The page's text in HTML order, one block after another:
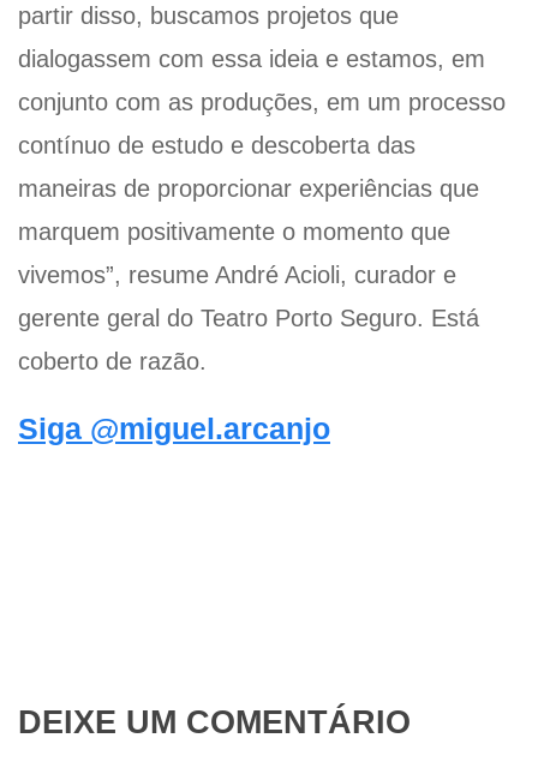
partir disso, buscamos projetos que
dialogassem com essa ideia e estamos, em
conjunto com as produções, em um processo
contínuo de estudo e descoberta das
maneiras de proporcionar experiências que
marquem positivamente o momento que
vivemos”, resume André Acioli, curador e
gerente geral do Teatro Porto Seguro. Está
coberto de razão.
Siga @miguel.arcanjo
DEIXE UM COMENTÁRIO